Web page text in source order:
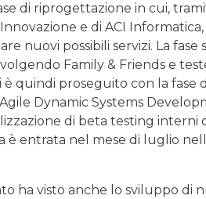
di riprogettazione in cui,
e di ACI
nuovi possibili servizi. La
Family & Friends e
quindi proseguito con la fase
Dynamic Systems
di beta testing
è entrata nel mese di luglio
ha visto anche lo sviluppo di